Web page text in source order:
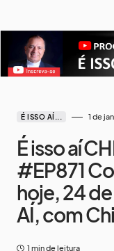
É ISSO AÍ... 1 de
É isso aí
#EP871
hoje, 24
AÍ, com
1 min de leitura